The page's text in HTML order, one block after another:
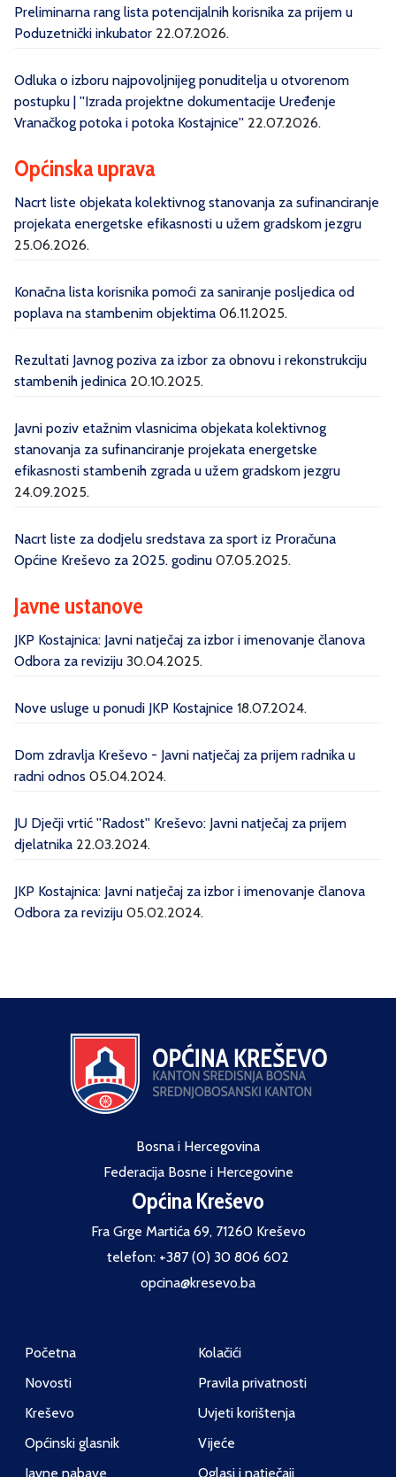
Preliminarna rang lista potencijalnih korisnika za prijem u
Poduzetnički inkubator 22.07.2026.
Odluka o izboru najpovoljnijeg ponuditelja u otvorenom
postupku | ''Izrada projektne dokumentacije Uređenje
Vranačkog potoka i potoka Kostajnice'' 22.07.2026.
Općinska uprava
Nacrt liste objekata kolektivnog stanovanja za sufinanciranje
projekata energetske efikasnosti u užem gradskom jezgru
25.06.2026.
Konačna lista korisnika pomoći za saniranje posljedica od
poplava na stambenim objektima 06.11.2025.
Rezultati Javnog poziva za izbor za obnovu i rekonstrukciju
stambenih jedinica 20.10.2025.
Javni poziv etažnim vlasnicima objekata kolektivnog
stanovanja za sufinanciranje projekata energetske
efikasnosti stambenih zgrada u užem gradskom jezgru
24.09.2025.
Nacrt liste za dodjelu sredstava za sport iz Proračuna
Općine Kreševo za 2025. godinu 07.05.2025.
Javne ustanove
JKP Kostajnica: Javni natječaj za izbor i imenovanje članova
Odbora za reviziju 30.04.2025.
Nove usluge u ponudi JKP Kostajnice 18.07.2024.
Dom zdravlja Kreševo - Javni natječaj za prijem radnika u
radni odnos 05.04.2024.
JU Dječji vrtić ''Radost'' Kreševo: Javni natječaj za prijem
djelatnika 22.03.2024.
JKP Kostajnica: Javni natječaj za izbor i imenovanje članova
Odbora za reviziju 05.02.2024.
Bosna i Hercegovina
Federacija Bosne i Hercegovine
Općina Kreševo
Fra Grge Martića 69, 71260 Kreševo
telefon: +387 (0) 30 806 602
opcina@kresevo.ba
Početna
Novosti
Kreševo
Općinski glasnik
Javne nabave
Kolačići
Pravila privatnosti
Uvjeti korištenja
Vijeće
Oglasi i natječaji